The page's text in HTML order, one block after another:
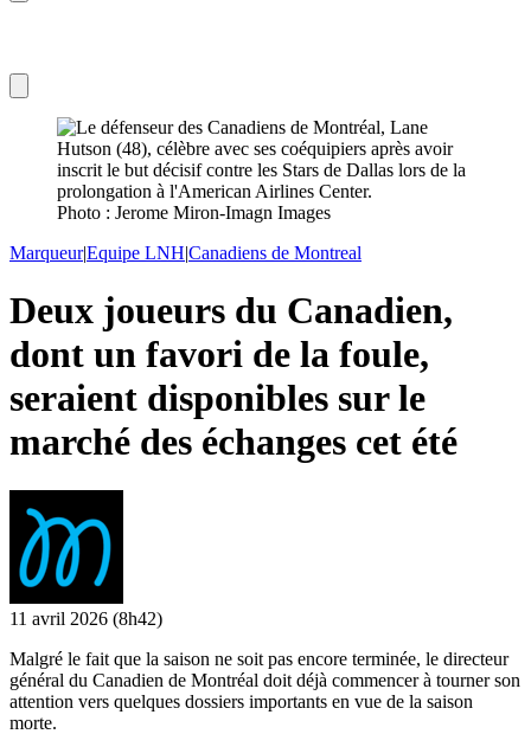
Photo : Jerome Miron-Imagn Images
Marqueur|Equipe LNH|Canadiens de Montreal
Deux joueurs du Canadien,
dont un favori de la foule,
seraient disponibles sur le
marché des échanges cet été
11 avril 2026 (8h42)
Malgré le fait que la saison ne soit pas encore terminée, le directeur
général du Canadien de Montréal doit déjà commencer à tourner son
attention vers quelques dossiers importants en vue de la saison
morte.